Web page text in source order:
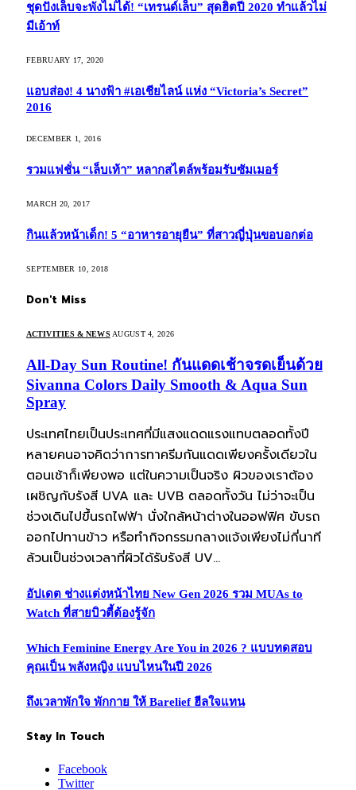
ชุดปังเล็บจะพังไม่ได้! “เทรนด์เล็บ” สุดฮิตปี 2020 ทำแล้วไม่
มีเอ้าท์
FEBRUARY 17, 2020
แอบส่อง! 4 นางฟ้า #เอเชียไลน์ แห่ง “Victoria’s Secret”
2016
DECEMBER 1, 2016
รวมแฟชั่น “เล็บเท้า” หลากสไตล์พร้อมรับซัมเมอร์
MARCH 20, 2017
กินแล้วหน้าเด็ก! 5 “อาหารอายุยืน” ที่สาวญี่ปุ่นขอบอกต่อ
SEPTEMBER 10, 2018
Don't Miss
ACTIVITIES & NEWS AUGUST 4, 2026
All-Day Sun Routine! กันแดดเช้าจรดเย็นด้วย
Sivanna Colors Daily Smooth & Aqua Sun
Spray
ประเทศไทยเป็นประเทศที่มีแสงแดดแรงแทบตลอดทั้งปี
หลายคนอาจคิดว่าการทาครีมกันแดดเพียงครั้งเดียวใน
ตอนเช้าก็เพียงพอ แต่ในความเป็นจริง ผิวของเราต้อง
เผชิญกับรังสี UVA และ UVB ตลอดทั้งวัน ไม่ว่าจะเป็น
ช่วงเดินไปขึ้นรถไฟฟ้า นั่งใกล้หน้าต่างในออฟฟิศ ขับรถ
ออกไปทานข้าว หรือทำกิจกรรมกลางแจ้งเพียงไม่กี่นาที
ล้วนเป็นช่วงเวลาที่ผิวได้รับรังสี UV…
อัปเดต ช่างแต่งหน้าไทย New Gen 2026 รวม MUAs to
Watch ที่สายบิวตี้ต้องรู้จัก
Which Feminine Energy Are You in 2026 ? แบบทดสอบ
คุณเป็น พลังหญิง แบบไหนในปี 2026
ถึงเวลาพักใจ พักกาย ให้ Barelief ฮีลใจแทน
Stay In Touch
Facebook
Twitter